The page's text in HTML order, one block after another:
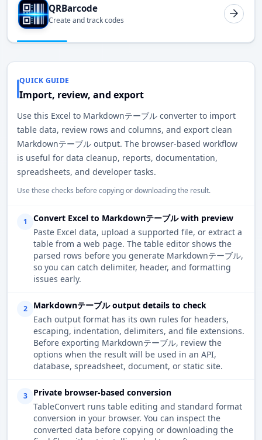
QRBarcode
Create and track codes
QUICK GUIDE
Import, review, and export
Use this Excel to Markdownテーブル converter to import
table data, review rows and columns, and export clean
Markdownテーブル output. The browser-based workflow
is useful for data cleanup, reports, documentation,
spreadsheets, and developer tasks.
Use these checks before copying or downloading the result.
1
Convert Excel to Markdownテーブル with preview
Paste Excel data, upload a supported file, or extract a
table from a web page. The table editor shows the
parsed rows before you generate Markdownテーブル,
so you can catch delimiter, header, and formatting
issues early.
2
Markdownテーブル output details to check
Each output format has its own rules for headers,
escaping, indentation, delimiters, and file extensions.
Before exporting Markdownテーブル, review the
options when the result will be used in an API,
database, spreadsheet, document, or static site.
3
Private browser-based conversion
TableConvert runs table editing and standard format
conversion in your browser. You can inspect the
converted data before copying or downloading the